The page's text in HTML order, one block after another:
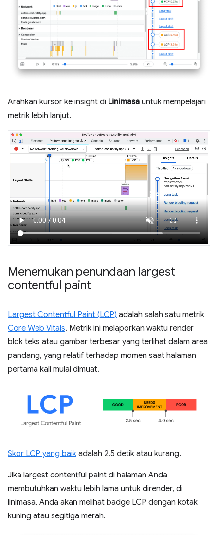
Arahkan kursor ke insight di Linimasa untuk mempelajari
metrik lebih lanjut.
Menemukan penundaan largest
contentful paint
Largest Contentful Paint (LCP) adalah salah satu metrik
Core Web Vitals. Metrik ini melaporkan waktu render
blok teks atau gambar terbesar yang terlihat dalam area
pandang, yang relatif terhadap momen saat halaman
pertama kali mulai dimuat.
Skor LCP yang baik adalah 2,5 detik atau kurang.
Jika largest contentful paint di halaman Anda
membutuhkan waktu lebih lama untuk dirender, di
linimasa, Anda akan melihat badge LCP dengan kotak
kuning atau segitiga merah.